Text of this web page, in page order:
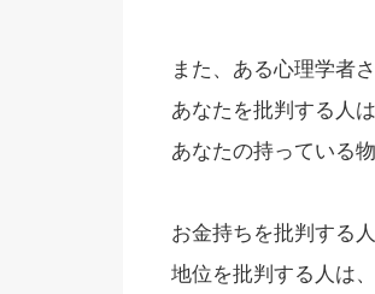
また、ある心理学者
あなたを批判する人は
あなたの持っている
お金持ちを批判する
地位を批判する人は